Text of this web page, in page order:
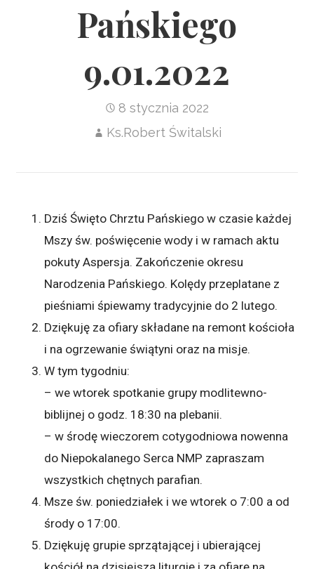
Pańskiego
9.01.2022
8 stycznia 2022
Ks.Robert Świtalski
Dziś Święto Chrztu Pańskiego w czasie każdej
Mszy św. poświęcenie wody i w ramach aktu
pokuty Aspersja. Zakończenie okresu
Narodzenia Pańskiego. Kolędy przeplatane z
pieśniami śpiewamy tradycyjnie do 2 lutego.
Dziękuję za ofiary składane na remont kościoła
i na ogrzewanie świątyni oraz na misje.
W tym tygodniu:
– we wtorek spotkanie grupy modlitewno-
biblijnej o godz. 18:30 na plebanii.
– w środę wieczorem cotygodniowa nowenna
do Niepokalanego Serca NMP zapraszam
wszystkich chętnych parafian.
Msze św. poniedziałek i we wtorek o 7:00 a od
środy o 17:00.
Dziękuję grupie sprzątającej i ubierającej